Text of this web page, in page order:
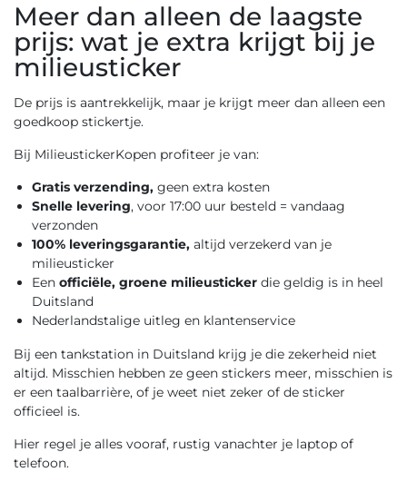
Meer dan alleen de laagste
prijs: wat je extra krijgt bij je
milieusticker
De prijs is aantrekkelijk, maar je krijgt meer dan alleen een
goedkoop stickertje.
Bij MilieustickerKopen profiteer je van:
Gratis verzending, geen extra kosten
Snelle levering, voor 17:00 uur besteld = vandaag
verzonden
100% leveringsgarantie, altijd verzekerd van je
milieusticker
Een officiële, groene milieusticker die geldig is in heel
Duitsland
Nederlandstalige uitleg en klantenservice
Bij een tankstation in Duitsland krijg je die zekerheid niet
altijd. Misschien hebben ze geen stickers meer, misschien is
er een taalbarrière, of je weet niet zeker of de sticker
officieel is.
Hier regel je alles vooraf, rustig vanachter je laptop of
telefoon.